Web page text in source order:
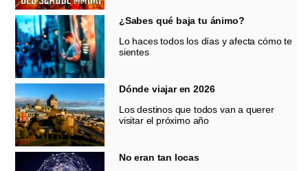
¿Sabes qué baja tu ánimo?
Lo haces todos los días y afecta cómo te
sientes
Dónde viajar en 2026
Los destinos que todos van a querer
visitar el próximo año
No eran tan locas